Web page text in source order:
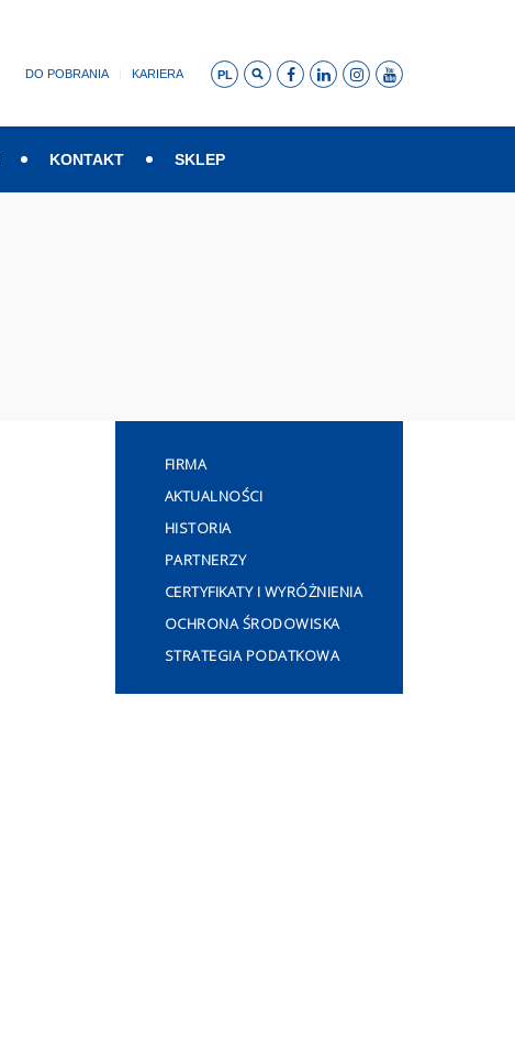
DO POBRANIA KARIERA PL
KONTAKT SKLEP
FIRMA
AKTUALNOŚCI
HISTORIA
PARTNERZY
CERTYFIKATY I WYRÓŻNIENIA
OCHRONA ŚRODOWISKA
STRATEGIA PODATKOWA